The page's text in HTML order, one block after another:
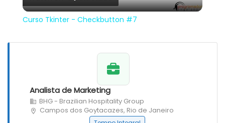
Video
Curso Tkinter - Checkbutton #7
Analista de Marketing
BHG - Brazilian Hospitality Group
Campos dos Goytacazes, Rio de Janeiro